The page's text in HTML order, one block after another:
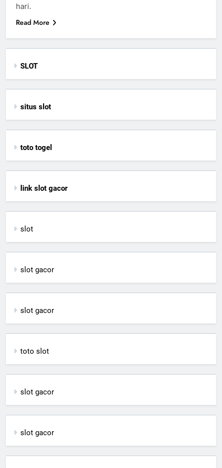
hari.
Read More
SLOT
situs slot
toto togel
link slot gacor
slot
slot gacor
slot gacor
toto slot
slot gacor
slot gacor